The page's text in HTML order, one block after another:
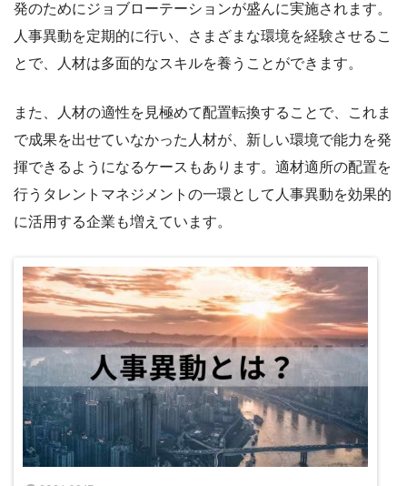
発のためにジョブローテーションが盛んに実施されます。
人事異動を定期的に行い、さまざまな環境を経験させるこ
とで、人材は多面的なスキルを養うことができます。
また、人材の適性を見極めて配置転換することで、これま
で成果を出せていなかった人材が、新しい環境で能力を発
揮できるようになるケースもあります。適材適所の配置を
行うタレントマネジメントの一環として人事異動を効果的
に活用する企業も増えています。